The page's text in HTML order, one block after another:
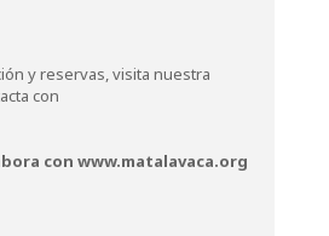
y reservas, visita nuestra
con
con www.matalavaca.org